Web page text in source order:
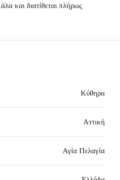
και διατίθεται πλήρως
Κύθηρα
Αττική
Αγία Πελαγία